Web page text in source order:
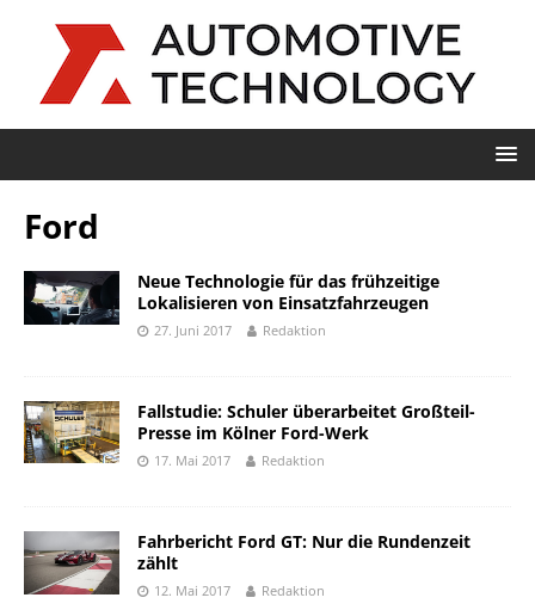
Ford
Neue Technologie für das frühzeitige
Lokalisieren von Einsatzfahrzeugen
27. Juni 2017 Redaktion
Fallstudie: Schuler überarbeitet Großteil-
Presse im Kölner Ford-Werk
17. Mai 2017 Redaktion
Fahrbericht Ford GT: Nur die Rundenzeit
zählt
12. Mai 2017 Redaktion